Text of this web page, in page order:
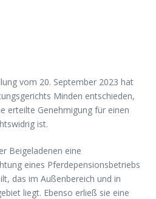
vom 20. September 2023 hat
Minden entschieden,
erteilte Genehmigung für einen
ist.
Beigeladenen eine
eines Pferdepensionsbetriebs
das im Außenbereich und in
liegt. Ebenso erließ sie eine